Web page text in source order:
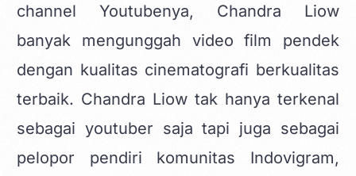
channel Youtubenya, Chandra Liow
banyak mengunggah video film pendek
dengan kualitas cinematografi berkualitas
terbaik. Chandra Liow tak hanya terkenal
sebagai youtuber saja tapi juga sebagai
pelopor pendiri komunitas Indovigram,